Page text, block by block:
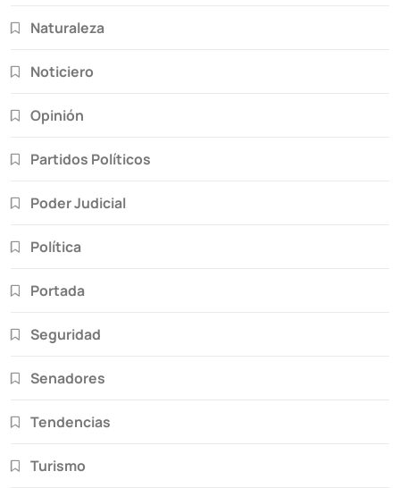
Naturaleza
Noticiero
Opinión
Partidos Políticos
Poder Judicial
Política
Portada
Seguridad
Senadores
Tendencias
Turismo